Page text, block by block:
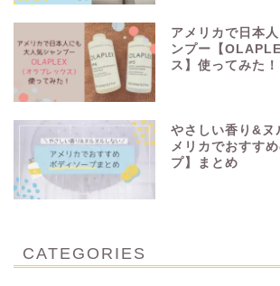
アメリカで日本
ンプー【
ス】使ってみた！
やさしい香り&ヌ
メリカでおすす
プ】まとめ
CATEGORIES